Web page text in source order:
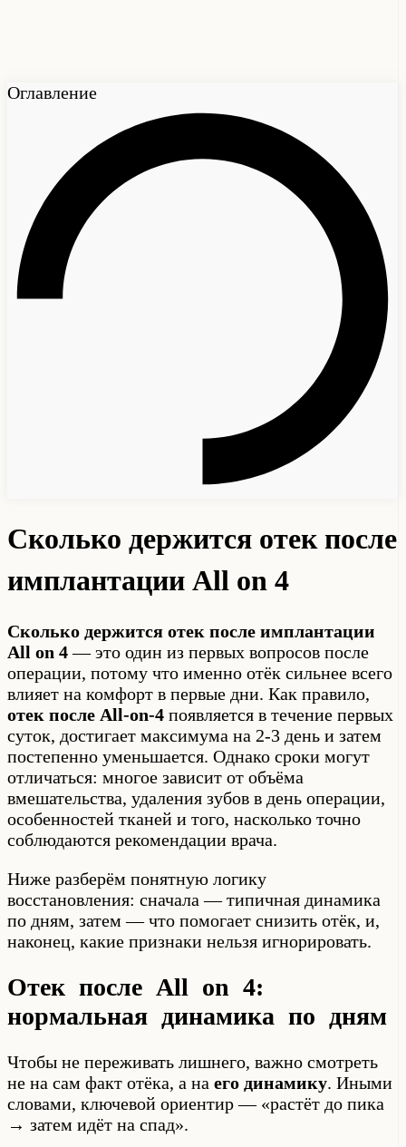
Оглавление
Сколько держится отек после
имплантации All on 4
Сколько держится отек после имплантации
All on 4— это один из первых вопросов после
операции, потому что именно отёк сильнее всего
влияет на комфорт в первые дни. Как правило,
отек после All-on-4 появляется в течение первых
суток, достигает максимума на 2-3 день и затем
постепенно уменьшается. Однако сроки могут
отличаться: многое зависит от объёма
вмешательства, удаления зубов в день операции,
особенностей тканей и того, насколько точно
соблюдаются рекомендации врача.
Ниже разберём понятную логику
восстановления: сначала — типичная динамика
по дням, затем — что помогает снизить отёк, и,
наконец, какие признаки нельзя игнорировать.
Отек после All on 4:
нормальная динамика по дням
Чтобы не переживать лишнего, важно смотреть
не на сам факт отёка, а на его динамику. Иными
словами, ключевой ориентир — «растёт до пика
→ затем идёт на спад».